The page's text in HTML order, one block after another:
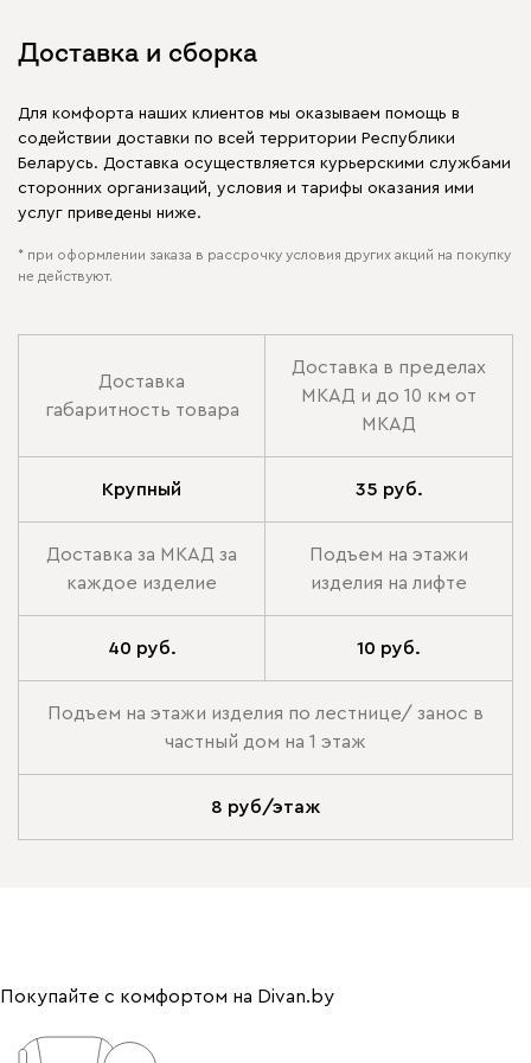
Доставка и сборка
Для комфорта наших клиентов мы оказываем помощь в
содействии доставки по всей территории Республики
Беларусь. Доставка осуществляется курьерскими службами
сторонних организаций, условия и тарифы оказания ими
услуг приведены ниже.
* при оформлении заказа в рассрочку условия других акций на покупку
не действуют.
Доставка
габаритность товара
Доставка в пределах
МКАД и до 10 км от
МКАД
Крупный 35 руб.
Доставка за МКАД за
каждое изделие
Подъем на этажи
изделия на лифте
40 руб. 10 руб.
Подъем на этажи изделия по лестнице/ занос в
частный дом на 1 этаж
8 руб/этаж
Покупайте с комфортом на Divan.by